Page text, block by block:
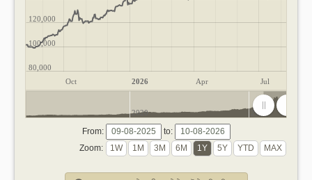
Oct 2026 Apr Jul
80,000
100,000
120,000
2020 2025
From:
to:
Zoom: